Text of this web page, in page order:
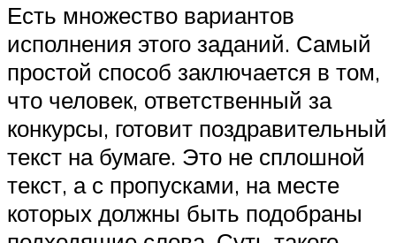
Есть множество вариантов
исполнения этого заданий. Самый
простой способ заключается в том,
что человек, ответственный за
конкурсы, готовит поздравительный
текст на бумаге. Это не сплошной
текст, а с пропусками, на месте
которых должны быть подобраны